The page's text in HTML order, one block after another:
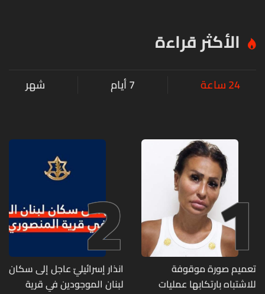
الأكثر قراءة
24 ساعة 7 أيام شهر
1
تعميم صورة موقوفة
للاشتباه بارتكابها عمليات
2
انذار إسرائيليّ عاجل إلى سكان
لبنان الموجودين في قرية